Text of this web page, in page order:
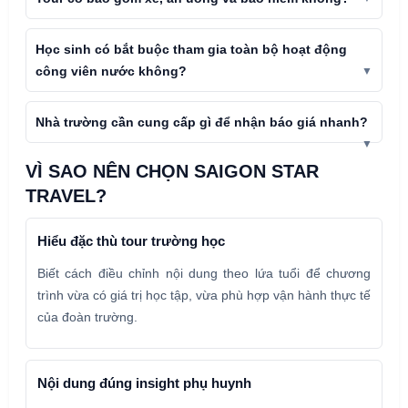
Học sinh có bắt buộc tham gia toàn bộ hoạt động
công viên nước không?
Nhà trường cần cung cấp gì để nhận báo giá nhanh?
VÌ SAO NÊN CHỌN SAIGON STAR
TRAVEL?
Hiểu đặc thù tour trường học
Biết cách điều chỉnh nội dung theo lứa tuổi để chương
trình vừa có giá trị học tập, vừa phù hợp vận hành thực tế
của đoàn trường.
Nội dung đúng insight phụ huynh